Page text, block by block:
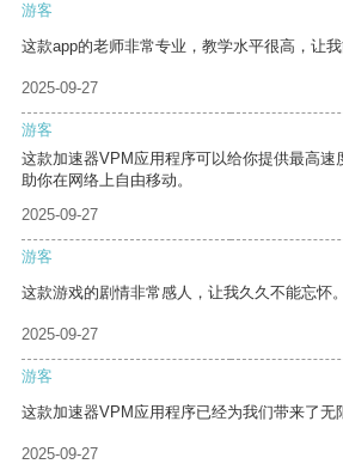
游客
这款app的老师非常专业，教学水平很高，让我
2025-09-27
游客
这款加速器VPM应用程序可以给你提供最高速
助你在网络上自由移动。
2025-09-27
游客
这款游戏的剧情非常感人，让我久久不能忘怀。
2025-09-27
游客
这款加速器VPM应用程序已经为我们带来了无
2025-09-27